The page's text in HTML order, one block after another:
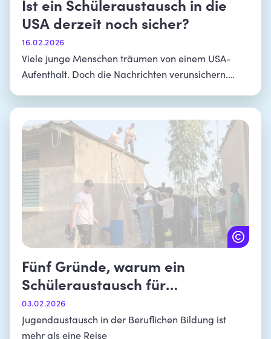
Ist ein Schüleraustausch in die
USA derzeit noch sicher?
16.02.2026
Viele junge Menschen träumen von einem USA-
Aufenthalt. Doch die Nachrichten verunsichern.
Schüleraustausch dorthin machen? Wir haben die
gemeinnützige Austauschorganisation Youth for
Understanding (YFU) gefragt.
Fünf Gründe, warum ein
Schüleraustausch für
Auszubildende sinnvoll ist
03.02.2026
Jugendaustausch in der Beruflichen Bildung ist
mehr als eine Reise